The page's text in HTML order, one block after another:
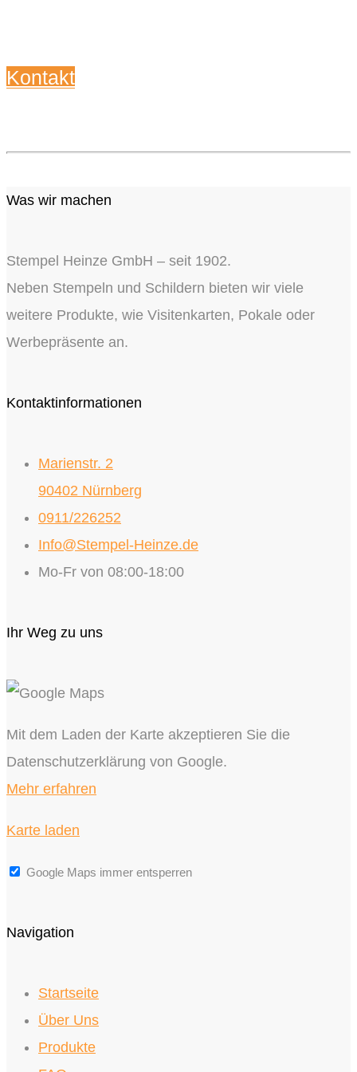
Kontakt
Was wir machen
Stempel Heinze GmbH – seit 1902.
Neben Stempeln und Schildern bieten wir viele
weitere Produkte, wie Visitenkarten, Pokale oder
Werbepräsente an.
Kontaktinformationen
Marienstr. 2
90402 Nürnberg
0911/226252
Info@Stempel-Heinze.de
Mo-Fr von 08:00-18:00
Ihr Weg zu uns
Mit dem Laden der Karte akzeptieren Sie die
Datenschutzerklärung von Google.
Mehr erfahren
Karte laden
Google Maps immer entsperren
Navigation
Startseite
Über Uns
Produkte